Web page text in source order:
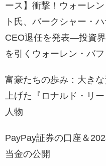
ース】衝撃！ウォーレ
ト氏、バークシャー・
CEO退任を発表—投資
を引くウォーレン・バフ
富豪たちの歩み：大きな
上げた『ロナルド・リー
人物
PayPay証券の口座＆
当金の公開